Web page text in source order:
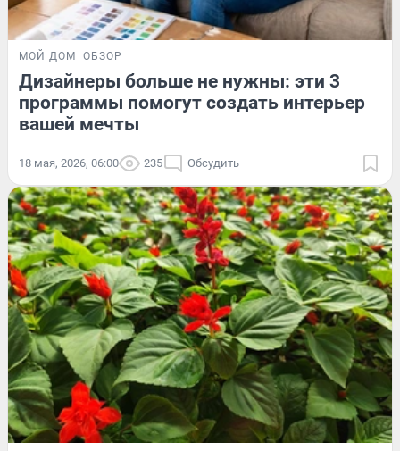
МОЙ ДОМ ОБЗОР
Дизайнеры больше не нужны: эти 3
программы помогут создать интерьер
вашей мечты
18 мая, 2026, 06:00 235 Обсудить